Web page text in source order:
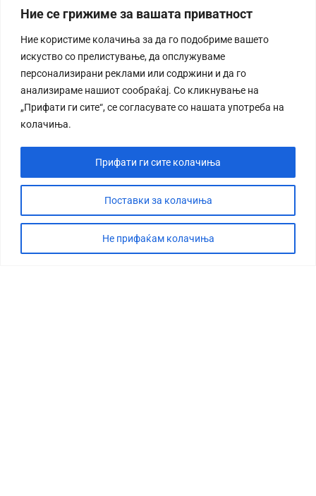
Ние се грижиме за вашата приватност
Ние користиме колачиња за да го подобриме вашето
искуство со прелистување, да опслужуваме
персонализирани реклами или содржини и да го
анализираме нашиот сообраќај. Со кликнување на
„Прифати ги сите“, се согласувате со нашата употреба на
колачиња.
Поставки за колачиња
Не прифаќам колачиња
Прифати ги сите колачиња